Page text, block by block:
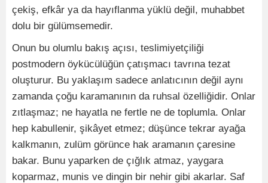
çekiş, efkâr ya da hayıflanma yüklü değil, muhabbet
dolu bir gülümsemedir.
Onun bu olumlu bakış açısı, teslimiyetçiliği
postmodern öykücülüğün çatışmacı tavrına tezat
oluşturur. Bu yaklaşım sadece anlatıcının değil aynı
zamanda çoğu karamanının da ruhsal özelliğidir. Onlar
zıtlaşmaz; ne hayatla ne fertle ne de toplumla. Onlar
hep kabullenir, şikâyet etmez; düşünce tekrar ayağa
kalkmanın, zulüm görünce hak aramanın çaresine
bakar. Bunu yaparken de çığlık atmaz, yaygara
koparmaz, munis ve dingin bir nehir gibi akarlar. Saf